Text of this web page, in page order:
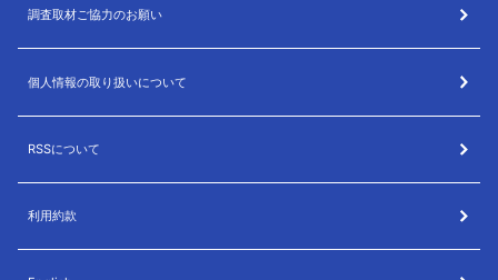
調査取材ご協力のお願い
個人情報の取り扱いについて
RSSについて
利用約款